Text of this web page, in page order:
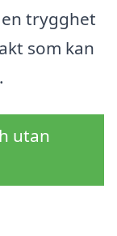
trygghet
som kan
utan